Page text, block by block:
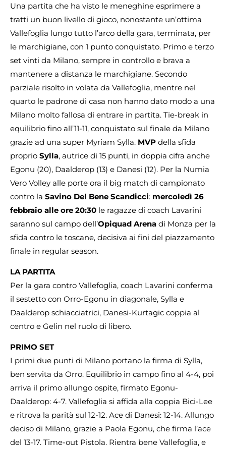
Una partita che ha visto le meneghine esprimere a
tratti un buon livello di gioco, nonostante un’ottima
Vallefoglia lungo tutto l’arco della gara, terminata, per
le marchigiane, con 1 punto conquistato. Primo e terzo
set vinti da Milano, sempre in controllo e brava a
mantenere a distanza le marchigiane. Secondo
parziale risolto in volata da Vallefoglia, mentre nel
quarto le padrone di casa non hanno dato modo a una
Milano molto fallosa di entrare in partita. Tie-break in
equilibrio fino all’11-11, conquistato sul finale da Milano
grazie ad una super Myriam Sylla. MVP della sfida
proprio Sylla, autrice di 15 punti, in doppia cifra anche
Egonu (20), Daalderop (13) e Danesi (12). Per la Numia
Vero Volley alle porte ora il big match di campionato
contro la Savino Del Bene Scandicci: mercoledì 26
febbraio alle ore 20:30 le ragazze di coach Lavarini
saranno sul campo dell’Opiquad Arena di Monza per la
sfida contro le toscane, decisiva ai fini del piazzamento
finale in regular season.
LA PARTITA
Per la gara contro Vallefoglia, coach Lavarini conferma
il sestetto con Orro-Egonu in diagonale, Sylla e
Daalderop schiacciatrici, Danesi-Kurtagic coppia al
centro e Gelin nel ruolo di libero.
PRIMO SET
I primi due punti di Milano portano la firma di Sylla,
ben servita da Orro. Equilibrio in campo fino al 4-4, poi
arriva il primo allungo ospite, firmato Egonu-
Daalderop: 4-7. Vallefoglia si affida alla coppia Bici-Lee
e ritrova la parità sul 12-12. Ace di Danesi: 12-14. Allungo
deciso di Milano, grazie a Paola Egonu, che firma l’ace
del 13-17. Time-out Pistola. Rientra bene Vallefoglia, e